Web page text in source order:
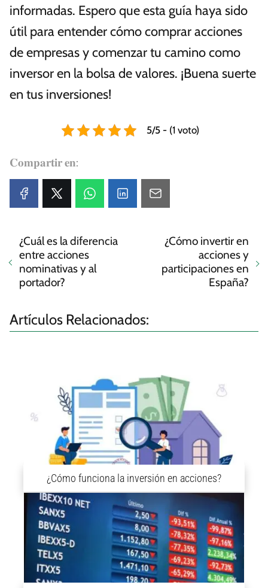
informadas. Espero que esta guía haya sido
útil para entender cómo comprar acciones
de empresas y comenzar tu camino como
inversor en la bolsa de valores. ¡Buena suerte
en tus inversiones!
5/5 - (1 voto)
𝐂𝐨𝐦𝐩𝐚𝐫𝐭𝐢𝐫 𝐞𝐧:
¿Cuál es la diferencia
entre acciones
nominativas y al
portador?
¿Cómo invertir en
acciones y
participaciones en
España?
Artículos Relacionados:
¿Cómo funciona la inversión en acciones?